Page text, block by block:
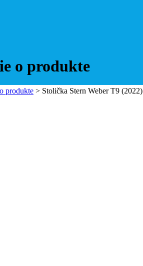
o produkte
produkte > Stolička Stern Weber T9 (2022)